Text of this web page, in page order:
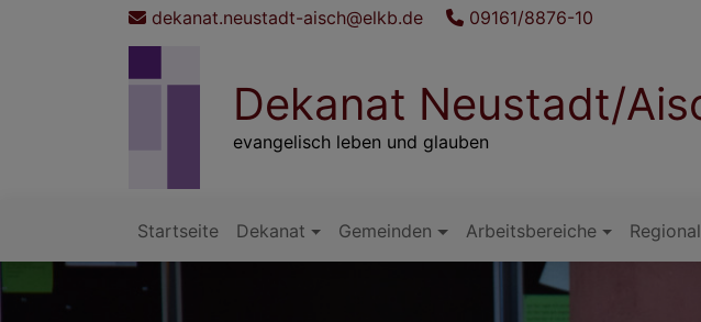
dekanat.neustadt-aisch@elkb.de 09161/8876-10
Dekanat Neustadt/
evangelisch leben und glauben
Hauptnavigation
Startseite Dekanat Gemeinden Arbeitsbereiche